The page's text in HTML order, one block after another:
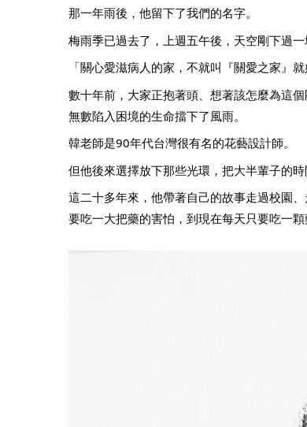
那一年雨後，他留下了我們的名字。
梅雨季已過去了，上週五午後，天空剛下過
「關心愛滋病人的家，不就叫『關愛之家』就
數十年前，大家正抱著頭、想著該怎麼為這
無數陷入困境的生命擋下了風雨。
韓老師是90年代台灣很有名的花藝設計師。
但他後來選擇放下那些光環，把大半輩子的時
這二十多年來，他帶著自己的故事走過校園
要吃一大把藥的害怕，到現在每天只要吃一顆